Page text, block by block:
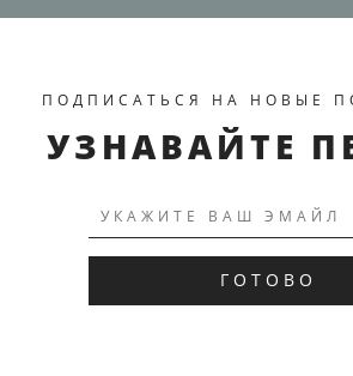
ПЕРЕЙТИ К
ПОДПИСАТЬСЯ НА НОВЫЕ
УЗНАВАЙТЕ
ГОТОВО